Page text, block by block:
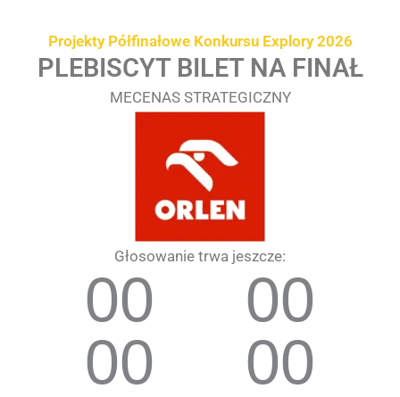
Projekty Półfinałowe Konkursu Explory 2026
PLEBISCYT BILET NA FINAŁ
MECENAS STRATEGICZNY
Głosowanie trwa jeszcze:
00
00
00
00